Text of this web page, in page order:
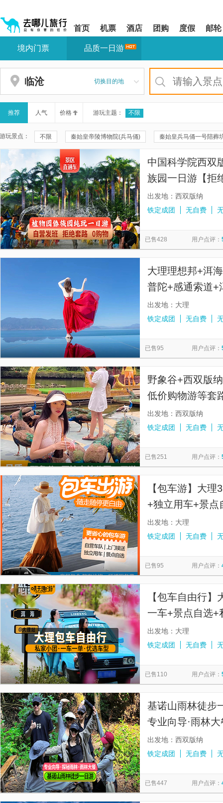
shift+enter
网
导
盲
导
模
您
站
区,
本
有
6
按
下
Tab
键
浏
览
信
息
首页 机票 酒店 团购 度假 邮轮
您
站
区
境内门票 品质一日游
临沧 切换目的地
推荐 人气 价格 游玩主题： 不限
游玩景点： 不限 秦始皇帝陵博物院(兵马俑) 秦始皇兵马俑一号陪葬
秦兵马俑三号坑遗址 华清宫
秦兵马俑二号坑遗址大厅 兴坪古镇 遇龙河景区
珠海大剧院 周庄 云水谣景区
福建土楼(南靖)云水谣景区-怀远楼 都江堰景区 福建土楼
情侣路 西安事变旧址五间厅
秦始皇帝陵博物院-丽山园 星光大道 圆
中国科学院西双
族园一日游【拒
玩0购物+大V导
出发地：西双版纳
铁定成团
无自费
已售428 用户点评：
大理理想邦+洱
普陀+感通索道+
出发地：大理
铁定成团
无自费
已售95 用户点评：
野象谷+西双版
低价购物游等套
+孔雀放飞+大V
出发地：西双版纳
铁定成团
无自费
已售251 用户点评：
【包车游】大
+独立用车+景点
玩+无推销无购物
出发地：大理
铁定成团
无自费
已售95 用户点评：
【包车自由行
一车+景点自选+
机
出发地：大理
铁定成团
无自费
已售110 用户点评：
基诺山雨林徒步
专业向导·雨林
出发地：西双版纳
铁定成团
无自费
已售447 用户点评：